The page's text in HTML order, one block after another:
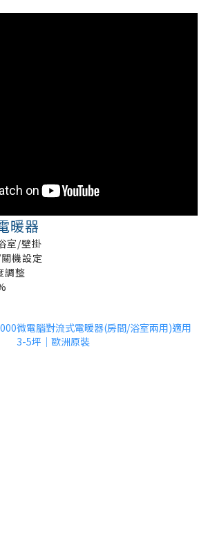
暖器
室/壁掛
機設定
整